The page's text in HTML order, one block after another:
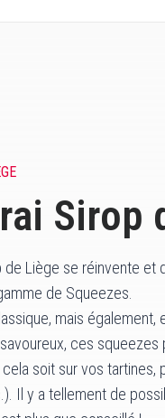
Sirop
de Liège se réinvente et
de Squeezes.
mais
ces
soit sur vos
Il y a tellement de